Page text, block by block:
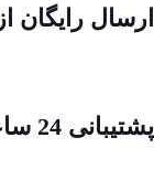
ارسال رایگان از
پشتیبانی 24 ساعته